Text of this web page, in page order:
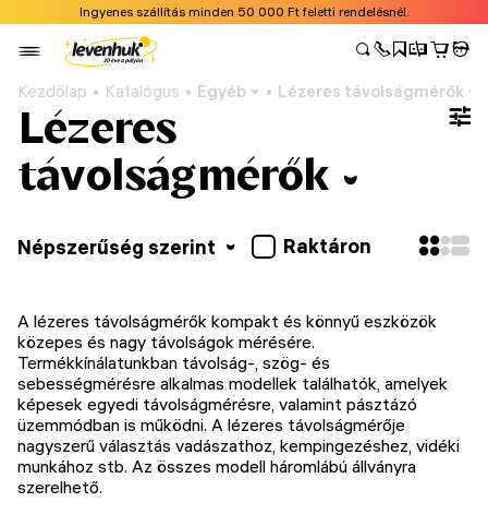
Ingyenes szállítás minden 50 000 Ft feletti rendelésnél.
Kezdőlap Katalógus Egyéb Lézeres távolságmérők
Lézeres
távolságmérők
Népszerűség szerint Raktáron
A lézeres távolságmérők kompakt és könnyű eszközök
közepes és nagy távolságok mérésére.
Termékkínálatunkban távolság-, szög- és
sebességmérésre alkalmas modellek találhatók, amelyek
képesek egyedi távolságmérésre, valamint pásztázó
üzemmódban is működni. A lézeres távolságmérője
nagyszerű választás vadászathoz, kempingezéshez, vidéki
munkához stb. Az összes modell háromlábú állványra
szerelhető.